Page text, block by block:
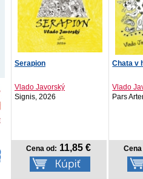
Serapion
Vlado Javorský
Signis, 2026
Cena od: 11,85 €
Chata v
Vlado
Pars